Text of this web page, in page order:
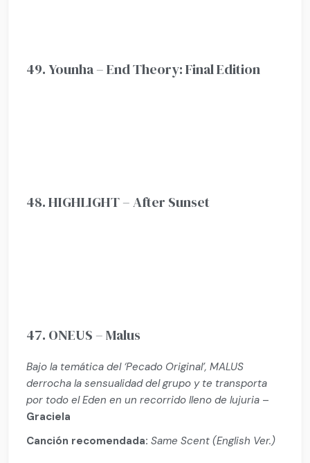
49. Younha – End Theory: Final Edition
48. HIGHLIGHT – After Sunset
47. ONEUS – Malus
Bajo la temática del ‘Pecado Original’, MALUS
derrocha la sensualidad del grupo y te transporta
por todo el Eden en un recorrido lleno de lujuria –
Graciela
Canción recomendada: Same Scent (English Ver.)